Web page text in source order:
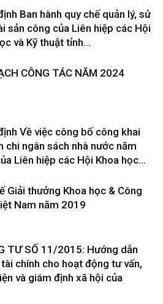
Ban hành quy chế quản lý, sử
sản công của Liên hiệp các Hội
và Kỹ thuật tỉnh...
CÔNG TÁC NĂM 2024
Về việc công bố công khai
chi ngân sách nhà nước năm
Liên hiệp các Hội Khoa học...
Giải thưởng Khoa học & Công
Nam năm 2019
TƯ SỐ 11/2015: Hướng dẫn
chính cho hoạt động tư vấn,
và giám định xã hội của